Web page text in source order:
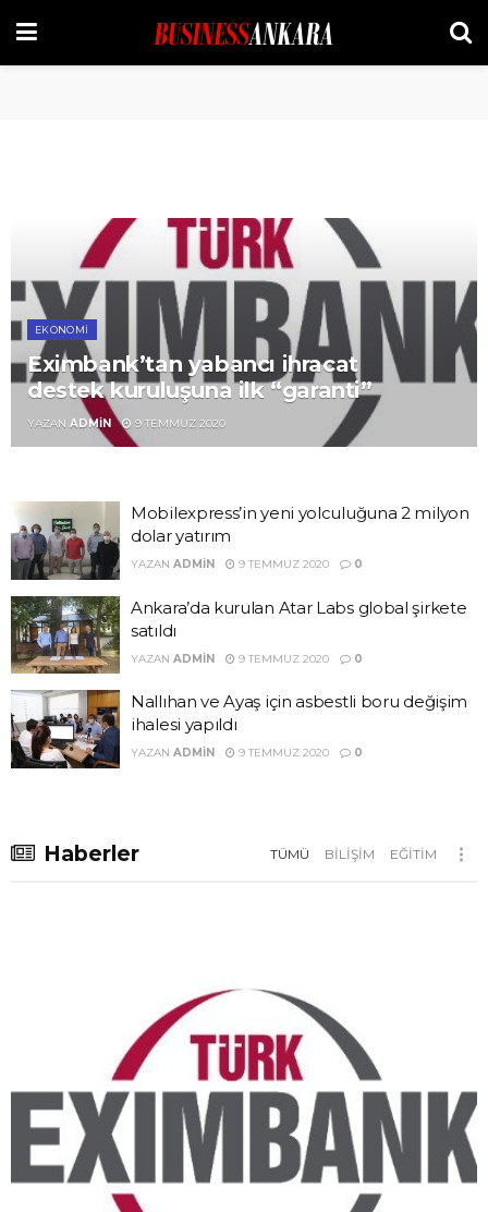
EKONOMI
Eximbank’tan yabancı ihracat
destek kuruluşuna ilk “garanti”
YAZAN ADMIN 9 TEMMUZ 2020
Mobilexpress’in yeni yolculuğuna 2 milyon
dolar yatırım
YAZAN ADMIN 9 TEMMUZ 2020 0
Ankara’da kurulan Atar Labs global şirkete
satıldı
YAZAN ADMIN 9 TEMMUZ 2020 0
Nallıhan ve Ayaş için asbestli boru değişim
ihalesi yapıldı
YAZAN ADMIN 9 TEMMUZ 2020 0
Haberler TÜMÜ BILIŞIM EĞITIM